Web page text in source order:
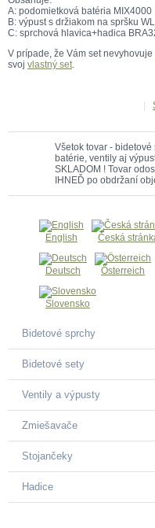
A: podomietková batéria MIX4000
B: výpust s držiakom na spršku
C: sprchová hlavica+hadica
V prípade, že Vám set
svoj vlastný set.
|
Všetok tovar - bidetové
batérie, ventily aj
SKLADOM ! Tovar
IHNEĎ po obdržaní
English Česká
Deutsch Österreich
Slovensko
Bidetové sprchy
Bidetové sety
Ventily a výpusty
Zmiešavače
Stojančeky
Hadice